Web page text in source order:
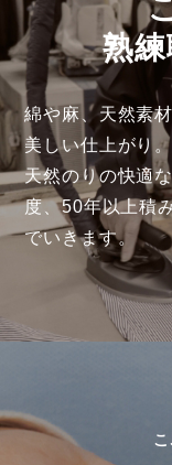
熟
綿や麻、天然素
美しい仕上がり。
天然のりの快適
度、50年以上積
でいきます。